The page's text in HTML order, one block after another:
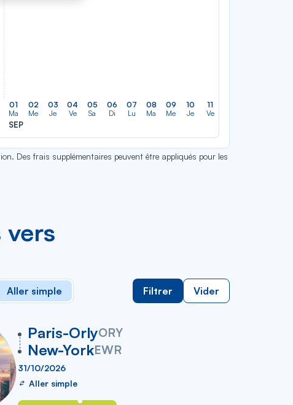
01
Ma
SEP
02
Me
03
Je
04
Ve
05
Sa
06
Di
07
Lu
08
Ma
09
Me
10
Je
11
Ve
Des frais supplémentaires peuvent être appliqués pour les
vers
Aller simple Filtrer Vider
Paris-OrlyORY
vers
New-YorkEWR
31/10/2026
Aller simple